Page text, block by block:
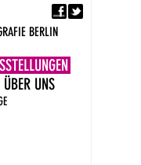
BERLIN
ÜBER UNS